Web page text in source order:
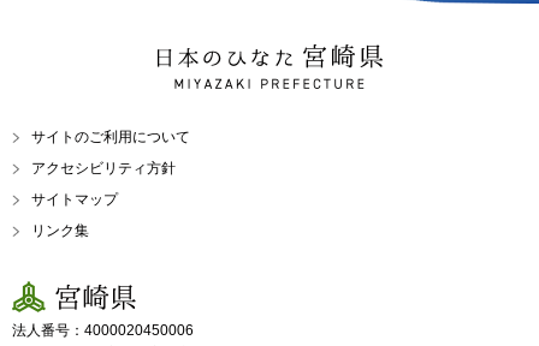
日本のひなた 宮崎県
MIYAZAKI PREFECTURE
サイトのご利用について
アクセシビリティ方針
サイトマップ
リンク集
宮崎県
法人番号：4000020450006